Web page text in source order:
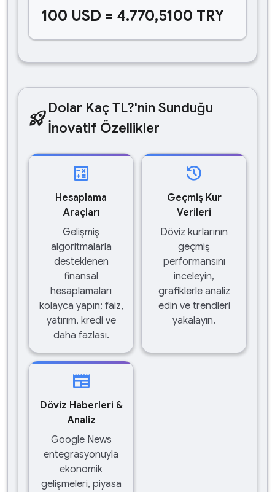
100 USD = 4.770,5100 TRY
rocket_launchDolar Kaç TL?'nin Sunduğu
İnovatif Özellikler
calculate
Hesaplama
Araçları
Gelişmiş
algoritmalarla
desteklenen
finansal
hesaplamaları
kolayca yapın: faiz,
yatırım, kredi ve
daha fazlası.
history
Geçmiş Kur
Verileri
Döviz kurlarının
geçmiş
performansını
inceleyin,
grafiklerle analiz
edin ve trendleri
yakalayın.
newspaper
Döviz Haberleri &
Analiz
Google News
entegrasyonuyla
ekonomik
gelişmeleri, piyasa